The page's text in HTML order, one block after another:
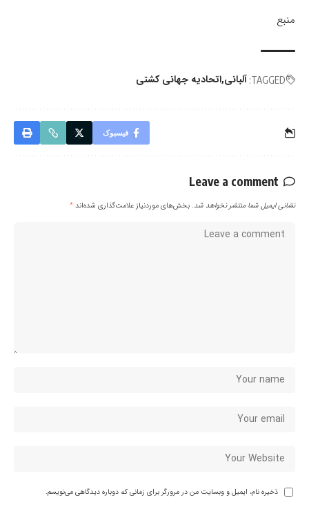
منبع
TAGGED: آلبانی اتحادیه جهانی کشتی
فیسبوک
Leave a comment
نشانی ایمیل شما منتشر نخواهد شد. بخش‌های موردنیاز علامت‌گذاری شده‌اند*
ذخیره نام، ایمیل و وبسایت من در مرورگر برای زمانی که دوباره دیدگاهی می‌نویسم.